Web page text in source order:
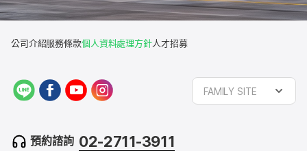
公司介紹服務條款個人資料處理方針人才招募
L
f
a
b
y
o
u
a
FAMILY SITE
預約諮詢 02-2711-3911